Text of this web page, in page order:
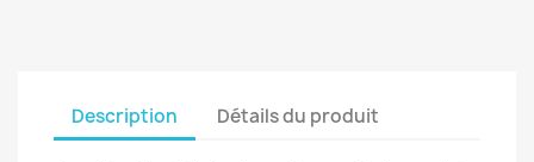
Description Détails du produit